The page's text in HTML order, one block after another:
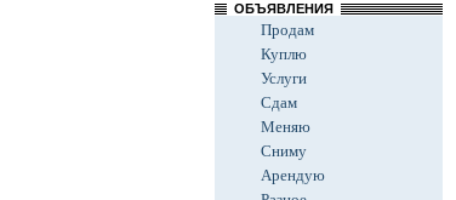
ОБЪЯВЛЕНИЯ
Продам
Куплю
Услуги
Сдам
Меняю
Сниму
Арендую